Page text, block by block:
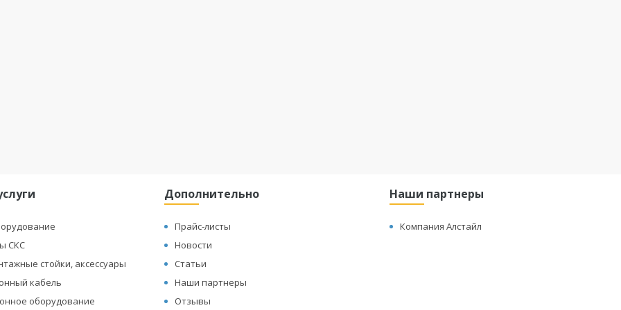
СКС
стойки, аксессуары
кабель
оборудование
Дополнительно
Прайс-листы
Новости
Статьи
Наши партнеры
Отзывы
Наши партнеры
Компания Алстайл